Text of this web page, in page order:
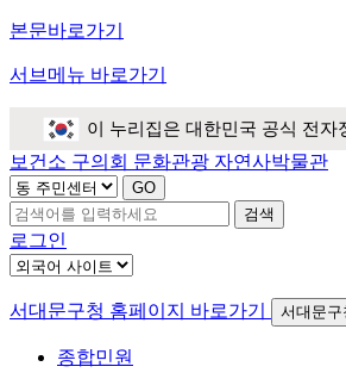
본문바로가기
서브메뉴 바로가기
이 누리집은 대한민국 공식 전자
보건소 구의회 문화관광 자연사박물관
검색
로그인
서대문구청 홈페이지 바로가기 서대문
종합민원